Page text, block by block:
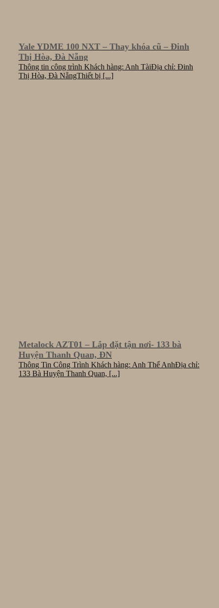
Yale YDME 100 NXT – Thay khóa cũ – Đinh
Thị Hòa, Đà Nẵng
Thông tin công trình Khách hàng: Anh TàiĐịa chỉ: Đinh
Thị Hòa, Đà NẵngThiết bị [...]
Metalock AZT01 – Lắp đặt tận nơi- 133 bà
Huyện Thanh Quan, ĐN
Thông Tin Công Trình Khách hàng: Anh Thế AnhĐịa chỉ:
133 Bà Huyện Thanh Quan, [...]